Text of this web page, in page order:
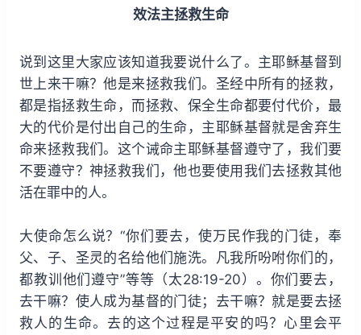
效法主拯救生命
说到这里大家应该知道我要说什么了。主耶稣基督到
世上来干嘛？他是来拯救我们。圣经中所有的拯救，
都是指拯救生命，而拯救、保全生命都要付代价，最
大的代价是付出自己的生命，主耶稣基督就是舍弃生
命来拯救我们。这个诫命主耶稣基督遵守了，我们要
不要遵守？神拯救我们，他也要使用我们去拯救其他
活在罪中的人。
大使命怎么说？“你们要去，使万民作我的门徒，奉
父、子、圣灵的名给他们施洗。凡我所吩咐你们的，
都教训他们遵守”等等（太28:19-20）。你们要去，
去干嘛？使人成为基督的门徒；去干嘛？就是要去拯
救人的生命。去的这个过程是平安的吗？心里会平